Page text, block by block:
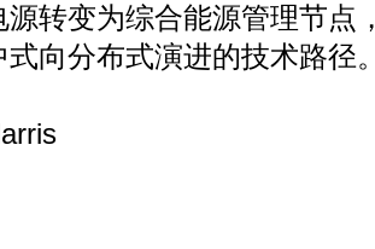
源转变为综合能源管理节点
式向分布式演进的技术路径